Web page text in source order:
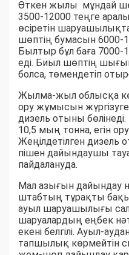
Өткен жылы мұндай
3500-12000 теңге
өсіретін
шөптің бумасын 6000-
Былтыр бұл баға
еді. Биыл шөптің
болса, төмендетіп
Жылма-жыл облысқа
ору жұмысын
дизель отыны
10,5 мың тонна, егін
Жеңілдетілген
пішен дайындаушы
пайдалануда.
Мал азығын дайындау
штабтың тұрақты
ауыл шаруашылығы
шаруалардың еңбек
екені белгілі. Ауыл-
тапшылық көрмейтін